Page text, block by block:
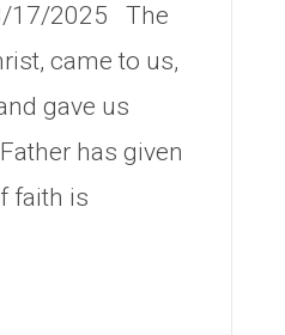
The
came to us,
gave us
has given
faith is